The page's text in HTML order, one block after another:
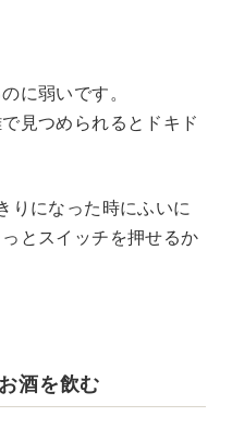
に弱いです。
見つめられるとドキド
りになった時にふいに
とスイッチを押せるか
酒を飲む